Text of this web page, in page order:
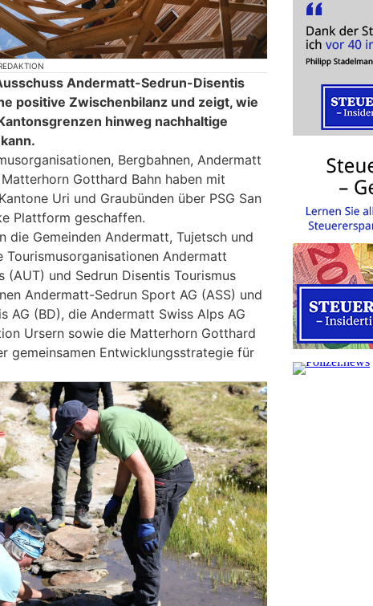
Andermatt-Sedrun-Disentis
positive Zwischenbilanz und zeigt, wie
hinweg nachhaltige
Bergbahnen, Andermatt
Gotthard Bahn haben mit
Uri und Graubünden über PSG San
Plattform geschaffen.
die Gemeinden Andermatt, Tujetsch und
Tourismusorganisationen Andermatt
(AUT) und Sedrun Disentis Tourismus
Andermatt-Sedrun Sport AG (ASS) und
AG (BD), die Andermatt Swiss Alps AG
Ursern sowie die Matterhorn Gotthard
gemeinsamen Entwicklungsstrategie für